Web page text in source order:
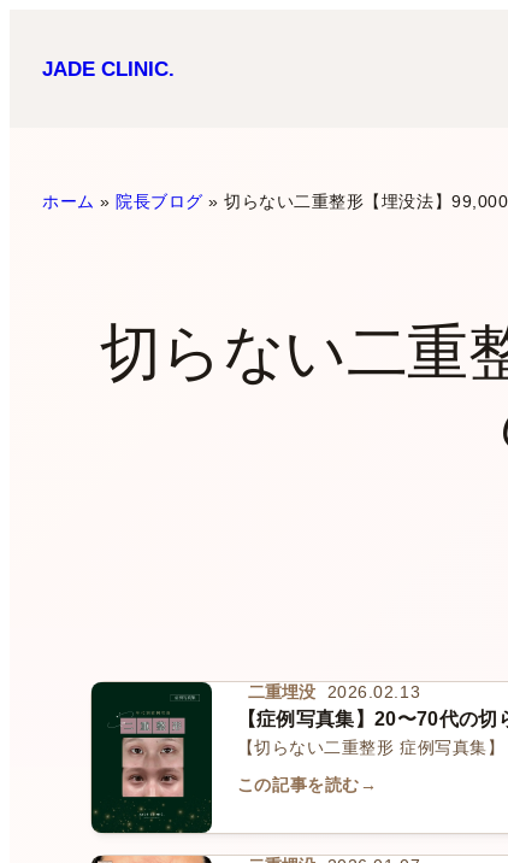
JADE CLINIC.
ホーム » 院長ブログ »切らない二重整形【埋没法】
切らない二重
二重埋没 2026.02.13
【症例写真集】20〜70代の
【切らない二重整形 症例写真集
この記事を読む→